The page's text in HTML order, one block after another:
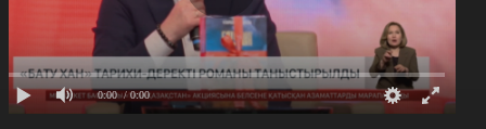
0:00 / 0:00